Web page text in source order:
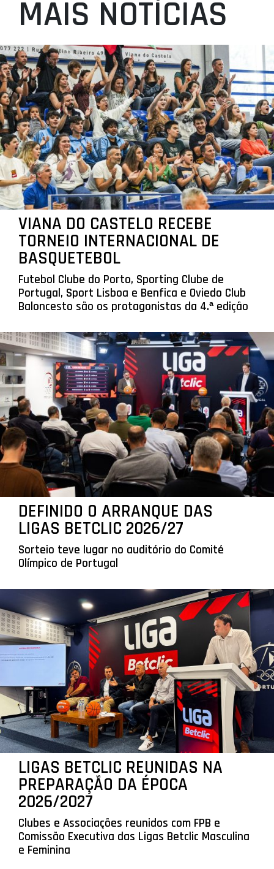
MAIS NOTÍCIAS
VIANA DO CASTELO RECEBE
TORNEIO INTERNACIONAL DE
BASQUETEBOL
Futebol Clube do Porto, Sporting Clube de
Portugal, Sport Lisboa e Benfica e Oviedo Club
Baloncesto são os protagonistas da 4.ª edição
DEFINIDO O ARRANQUE DAS
LIGAS BETCLIC 2026/27
Sorteio teve lugar no auditório do Comité
Olímpico de Portugal
LIGAS BETCLIC REUNIDAS NA
PREPARAÇÃO DA ÉPOCA
2026/2027
Clubes e Associações reunidos com FPB e
Comissão Executiva das Ligas Betclic Masculina
e Feminina